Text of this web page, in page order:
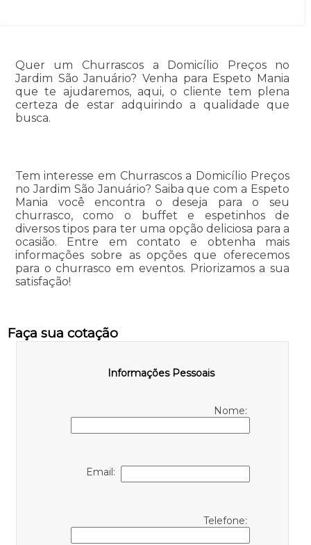
Quer um Churrascos a Domicílio Preços no
Jardim São Januário? Venha para Espeto Mania
que te ajudaremos, aqui, o cliente tem plena
certeza de estar adquirindo a qualidade que
busca.
Tem interesse em Churrascos a Domicílio Preços
no Jardim São Januário? Saiba que com a Espeto
Mania você encontra o deseja para o seu
churrasco, como o buffet e espetinhos de
diversos tipos para ter uma opção deliciosa para a
ocasião. Entre em contato e obtenha mais
informações sobre as opções que oferecemos
para o churrasco em eventos. Priorizamos a sua
satisfação!
Faça sua cotação
Informações Pessoais
Nome:
Email:
Telefone: